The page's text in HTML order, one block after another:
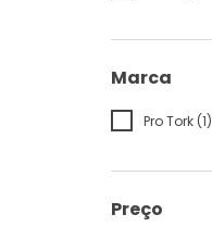
Marca
Pro Tork (1)
Preço